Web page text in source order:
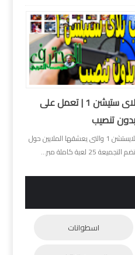
تحميل اسطوانة العاب بلاى ستيشن 1 | تعمل على
تنصيب
تجميعة من الالعاب القديمة المميزة لبلايستشن 1 والتى يعشقها الملايين حول
لعبة كاملة مبر...
اسطوانات